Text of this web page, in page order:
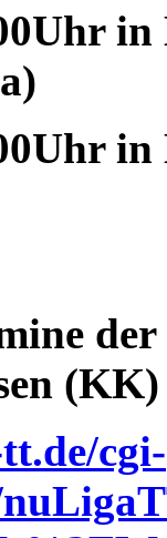
in
in
cgi-